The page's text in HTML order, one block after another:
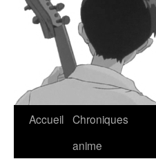
Accueil Chroniques
anime